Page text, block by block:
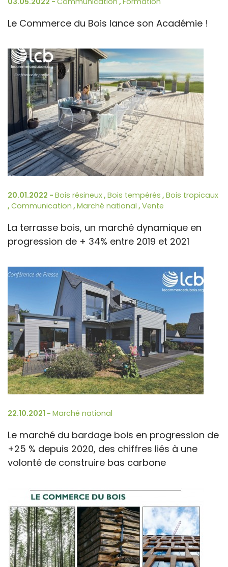
Le Commerce du Bois lance son Académie !
20.01.2022 - Bois résineux, Bois tempérés , Bois tropicaux
, Communication , Marché national , Vente
La terrasse bois, un marché dynamique en
progression de + 34% entre 2019 et 2021
22.10.2021 - Marché national
Le marché du bardage bois en progression de
+25 % depuis 2020, des chiffres liés à une
volonté de construire bas carbone